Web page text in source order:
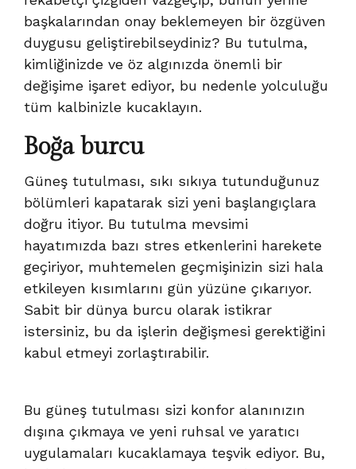
başkalarından onay beklemeyen bir özgüven
duygusu geliştirebilseydiniz? Bu tutulma,
kimliğinizde ve öz algınızda önemli bir
değişime işaret ediyor, bu nedenle yolculuğu
tüm kalbinizle kucaklayın.
Boğa burcu
Güneş tutulması, sıkı sıkıya tutunduğunuz
bölümleri kapatarak sizi yeni başlangıçlara
doğru itiyor. Bu tutulma mevsimi
hayatımızda bazı stres etkenlerini harekete
geçiriyor, muhtemelen geçmişinizin sizi hala
etkileyen kısımlarını gün yüzüne çıkarıyor.
Sabit bir dünya burcu olarak istikrar
istersiniz, bu da işlerin değişmesi gerektiğini
kabul etmeyi zorlaştırabilir.
Bu güneş tutulması sizi konfor alanınızın
dışına çıkmaya ve yeni ruhsal ve yaratıcı
uygulamaları kucaklamaya teşvik ediyor. Bu,